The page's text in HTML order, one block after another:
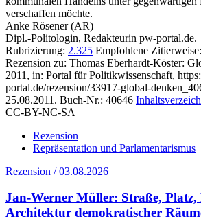
verschaffen möchte.
Anke Rösener (AR)
Dipl.-Politologin, Redakteurin pw-portal.de.
Rubrizierung: 2.325 Empfohlene
Rezension zu: Thomas Eberhardt-Köster:
2011, in: Portal für Politikwissenschaft,
portal.de/rezension/33917-global-
25.08.2011. Buch-Nr.: 40646
CC-BY-NC-SA
Rezension
Repräsentation und Parlamentarismus
Rezension / 03.08.2026
Jan-Werner Müller: Straße, Platz,
Architektur demokratischer